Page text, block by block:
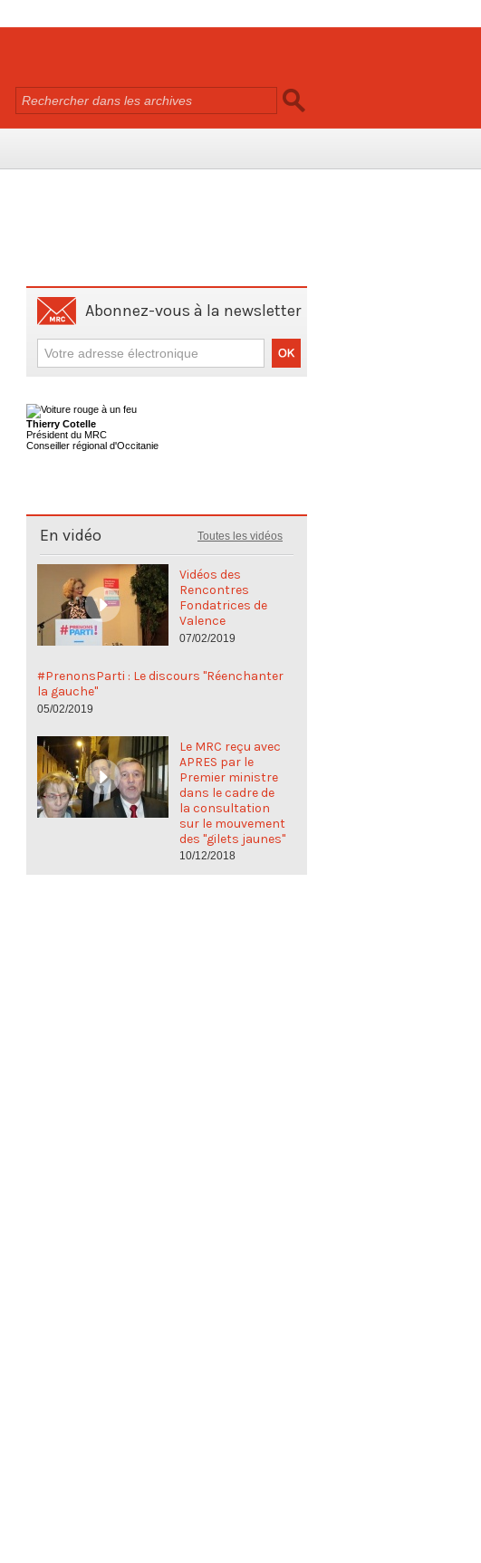
Abonnez-vous à la newsletter
Thierry Cotelle
Président du MRC
Conseiller régional d'Occitanie
En vidéo Toutes les vidéos
Vidéos des
Rencontres
Fondatrices de
Valence
07/02/2019
#PrenonsParti : Le discours "Réenchanter
la gauche"
05/02/2019
Le MRC reçu avec
APRES par le
Premier ministre
dans le cadre de
la consultation
sur le mouvement
des "gilets jaunes"
10/12/2018